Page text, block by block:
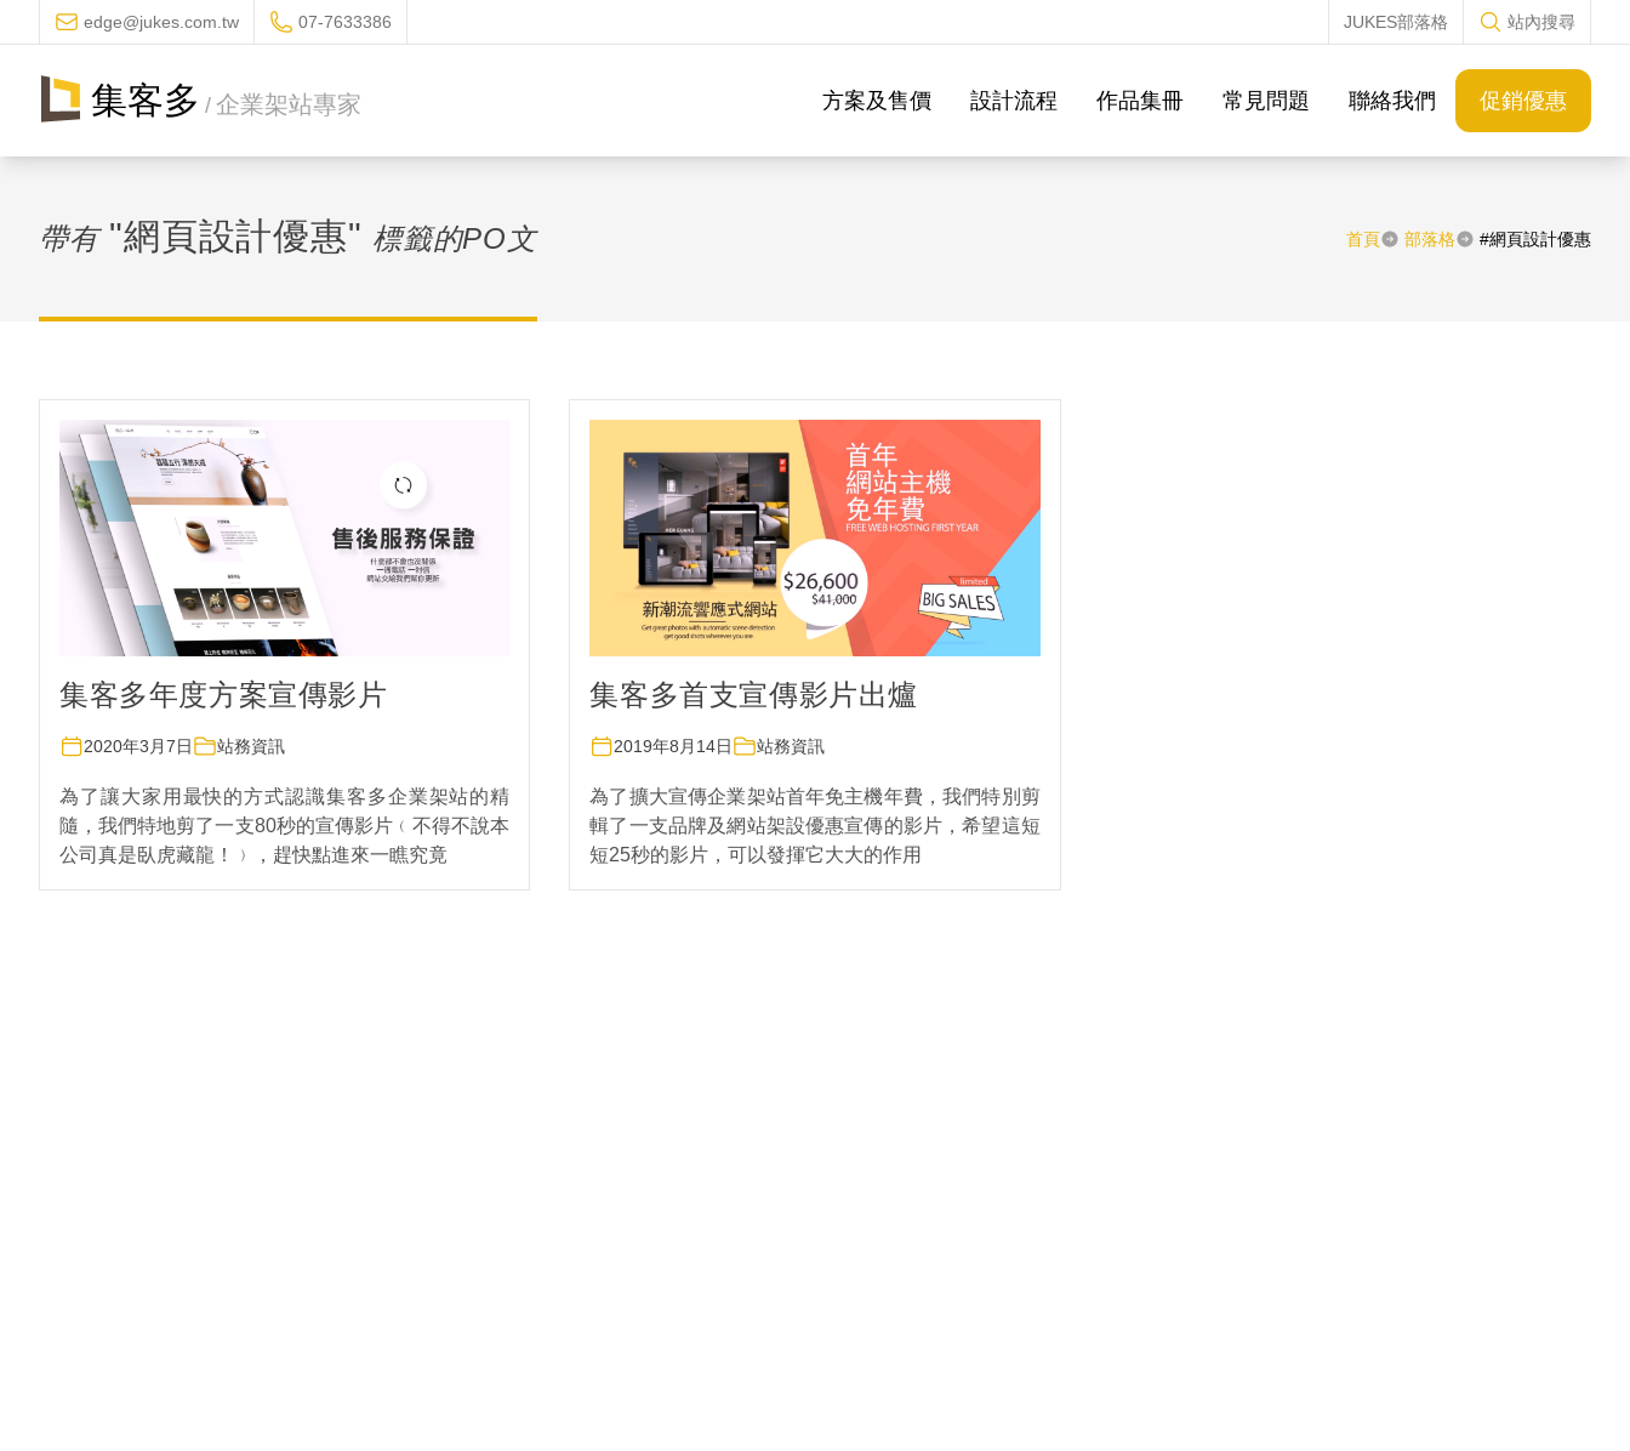
edge@jukes.com.tw 07-7633386 JUKES部落格 站內搜尋
集客多 / 企業架站專家 方案及售價 設計流程 作品集冊 常見問題 聯絡我們 促銷優惠
帶有"網頁設計優惠" 標籤的PO文 首頁 部落格 #網頁設計優惠
集客多年度方案宣傳影片
2020年3月7日 站務資訊
為了讓大家用最快的方式認識集客多企業架站的精
隨，我們特地剪了一支80秒的宣傳影片﹙不得不說本
公司真是臥虎藏龍！﹚，趕快點進來一瞧究竟
集客多首支宣傳影片出爐
2019年8月14日 站務資訊
為了擴大宣傳企業架站首年免主機年費，我們特別剪
輯了一支品牌及網站架設優惠宣傳的影片，希望這短
短25秒的影片，可以發揮它大大的作用